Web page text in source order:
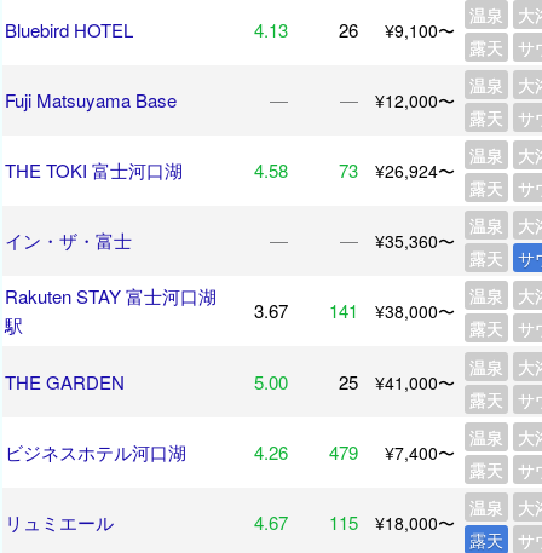
Bluebird HOTEL 4.13 26 ¥9,100〜
温泉
大
露天
サ
Fuji Matsuyama Base ― ― ¥12,000〜
温泉
大
露天
サ
THE TOKI 富士河口湖 4.58 73 ¥26,924〜
温泉
大
露天
サ
イン・ザ・富士 ― ― ¥35,360〜
温泉
大
露天
サ
Rakuten STAY 富士河口湖
駅
3.67 141 ¥38,000〜
温泉
大
露天
サ
THE GARDEN 5.00 25 ¥41,000〜
温泉
大
露天
サ
ビジネスホテル河口湖 4.26 479 ¥7,400〜
温泉
大
露天
サ
リュミエール 4.67 115 ¥18,000〜
温泉
大
露天
サ